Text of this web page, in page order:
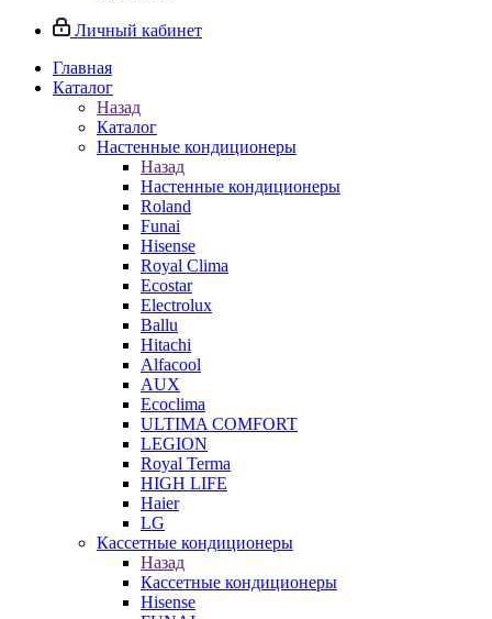
Личный кабинет
Главная
Каталог
Назад
Каталог
Настенные кондиционеры
Назад
Настенные кондиционеры
Roland
Funai
Hisense
Royal Clima
Ecostar
Electrolux
Ballu
Hitachi
Alfacool
AUX
Ecoclima
ULTIMA COMFORT
LEGION
Royal Terma
HIGH LIFE
Haier
LG
Кассетные кондиционеры
Назад
Кассетные кондиционеры
Hisense